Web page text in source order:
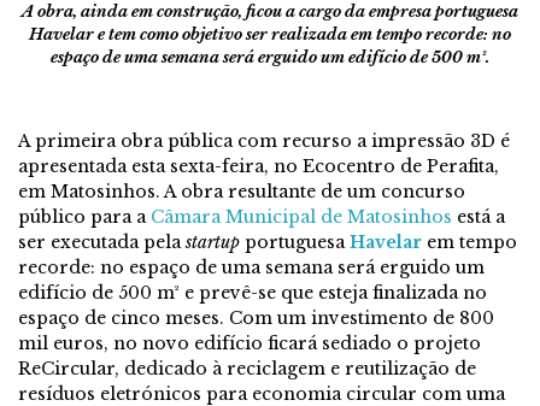
A obra, ainda em construção, ficou a cargo da empresa portuguesa
Havelar e tem como objetivoser realizada em tempo recorde: no
espaço de uma semana será erguido um edifício de 500 m².
A primeira obra pública com recurso a impressão 3D é
apresentada esta sexta-feira, no Ecocentro de Perafita,
em Matosinhos. A obra resultante de um concurso
público para a Câmara Municipal de Matosinhos está a
ser executada pelastartup portuguesaHavelar em tempo
recorde: no espaço de uma semana será erguido um
edifício de 500 m² e prevê-se que esteja finalizada no
espaço de cinco meses. Com um investimento de 800
mil euros, no novo edifício ficará sediado o projeto
ReCircular, dedicado à reciclagem e reutilização de
resíduos eletrónicos para economia circular com uma